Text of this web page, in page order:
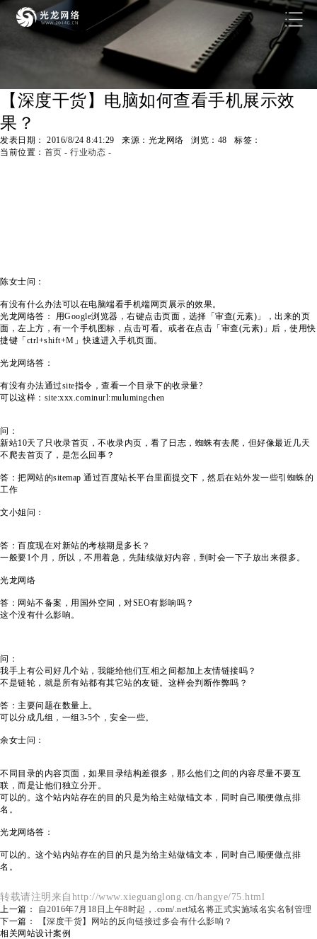
【深度干货】电脑如何查看手机展示效
果？
发表日期： 2016/8/24 8:41:29 来源：光龙网络 浏览： 48 标签：
当前位置： 首页 - 行业动态 -
陈女士问：
有没有什么办法可以在电脑端看手机端网页展示的效果。
光龙网络答： 用Google浏览器，右键点击页面，选择「审查(元素)」，出来的页
面，左上方，有一个手机图标，点击可看。或者在点击「审查(元素)」后，使用快
捷键「ctrl+shift+M」快速进入手机页面。
光龙网络答：
有没有办法通过site指令，查看一个目录下的收录量?
可以这样：site:xxx.cominurl:mulumingchen
问：
新站10天了只收录首页，不收录内页，看了日志，蜘蛛有去爬，但好像最近几天
不爬去首页了，是怎么回事？
答：把网站的sitemap 通过百度站长平台里面提交下，然后在站外发一些引蜘蛛的
工作
文小姐问：
答：百度现在对新站的考核期是多长？
一般要1个月，所以，不用着急，先陆续做好内容，到时会一下子放出来很多。
光龙网络
答：网站不备案，用国外空间，对SEO有影响吗？
这个没有什么影响。
问：
我手上有公司好几个站，我能给他们互相之间都加上友情链接吗？
不是链轮，就是所有站都有其它站的友链。这样会判断作弊吗？
答：主要问题在数量上。
可以分成几组，一组3-5个，安全一些。
余女士问：
不同目录的内容页面，如果目录结构差很多，那么他们之间的内容尽量不要互
联，而是让他们独立分开。
可以的。这个站内站存在的目的只是为给主站做锚文本，同时自己顺便做点排
名。
光龙网络答：
可以的。这个站内站存在的目的只是为给主站做锚文本，同时自己顺便做点排
名。
转载请注明来自http://www.xieguanglong.cn/hangye/75.html
上一篇：
自2016年7月18日上午8时起，.com/.net域名将正式实施域名实名制管理
下一篇：
【深度干货】网站的反向链接过多会有什么影响？
相关网站设计案例